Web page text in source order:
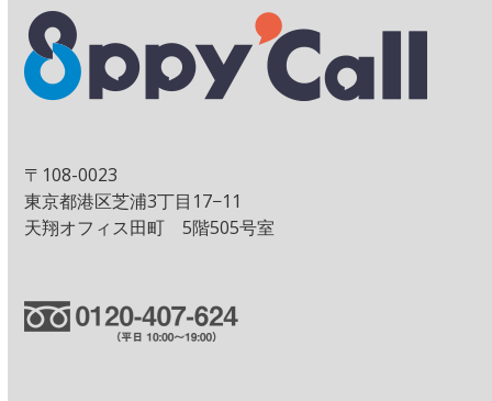
〒108-0023
東京都港区芝浦3丁目17−11
天翔オフィス田町 5階505号室